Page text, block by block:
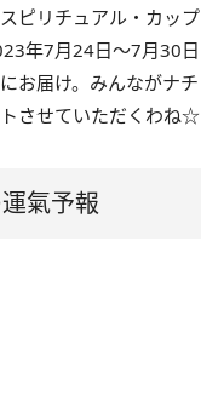
ピリチュアル・カップ
年7月24日〜7月30
お届け。みんながナ
させていただくわね☆
氣予報